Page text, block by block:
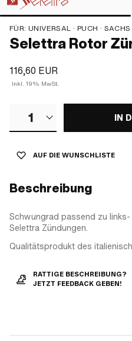
FÜR: UNIVERSAL · PUCH · SACHS ·
Selettra Rotor
116,60 EUR
Inkl. 19% MwSt.
1 IN
AUF DIE WUNSCHLISTE
Beschreibung
Schwungrad passend zu
Selettra Zündungen.
Qualitätsprodukt des
RATTIGE BESCHREIBUNG?
JETZT FEEDBACK GEBEN!